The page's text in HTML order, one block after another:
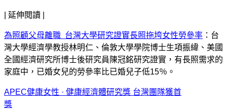
| 延伸閱讀 |
為照顧父母離職 台灣大學研究證實長照拖垮女性勞參率 ：台
灣大學經濟學教授林明仁、倫敦大學學院博士生項振緯、美國
全國經濟研究所博士後研究員陳冠銘研究證實，有長照需求的
家庭中，已婚女兒的勞參率比已婚兒子低15％。
APEC健康女性 · 健康經濟體研究獎 台灣團隊獲首
獎